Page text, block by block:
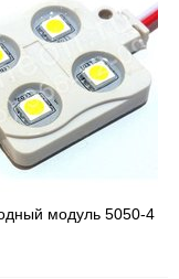
модуль 5050-4